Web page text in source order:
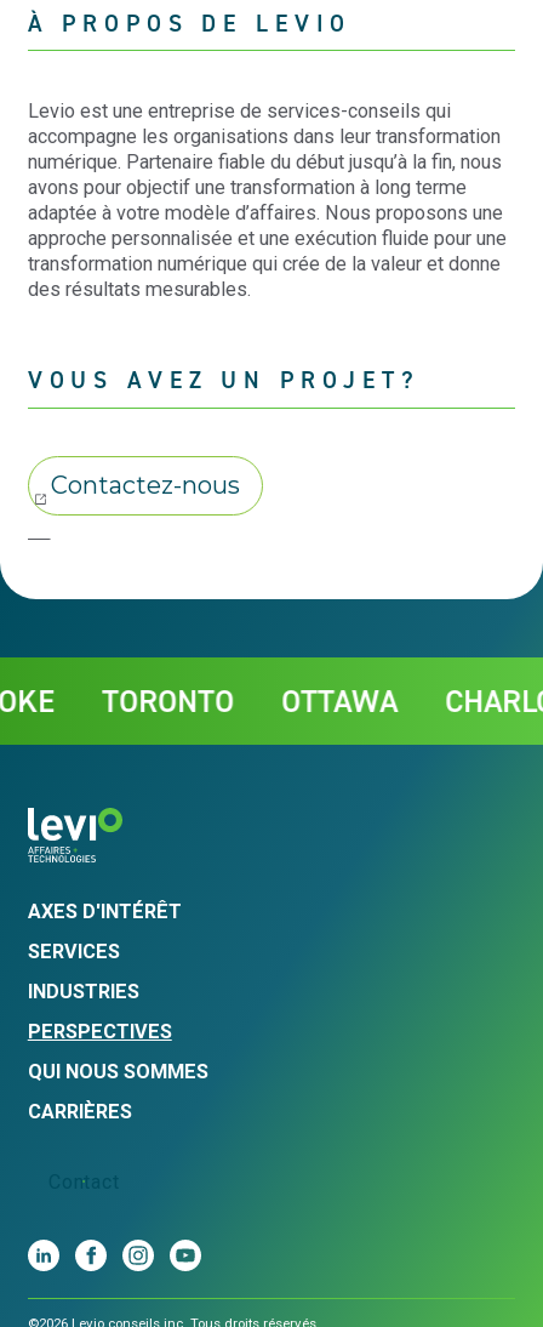
À PROPOS DE LEVIO
Levio est une entreprise de services-conseils qui
accompagne les organisations dans leur transformation
numérique. Partenaire fiable du début jusqu’à la fin, nous
avons pour objectif une transformation à long terme
adaptée à votre modèle d’affaires. Nous proposons une
approche personnalisée et une exécution fluide pour une
transformation numérique qui crée de la valeur et donne
des résultats mesurables.
VOUS AVEZ UN PROJET?
TORONTO OTTAWA
AXES D'INTÉRÊT
SERVICES
INDUSTRIES
PERSPECTIVES
QUI NOUS SOMMES
CARRIÈRES
Contact
©2026 Levio conseils inc. Tous droits réservés.